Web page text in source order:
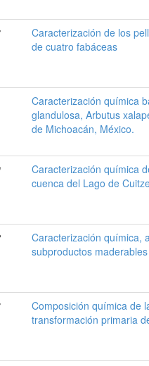
Caracterización de los
de cuatro fabáceas
Caracterización química
glandulosa, Arbutus
de Michoacán, México.
Caracterización química
cuenca del Lago de
Caracterización química,
subproductos
Composición química de
transformación primaria